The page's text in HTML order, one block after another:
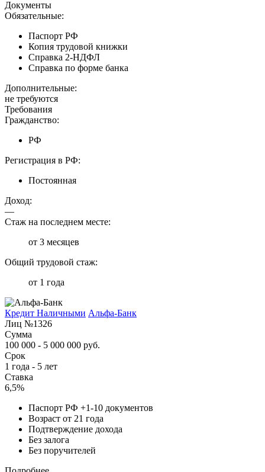
Документы
Обязательные:
Паспорт РФ
Копия трудовой книжки
Справка 2-НДФЛ
Справка по форме банка
Дополнительные:
не требуются
Требования
Гражданство:
РФ
Регистрация в РФ:
Постоянная
Доход:
—
Стаж на последнем месте:
от 3 месяцев
Общий трудовой стаж:
от 1 года
Кредит Наличными Альфа-Банк
Лиц №1326
Сумма
100 000 - 5 000 000 руб.
Срок
1 года - 5 лет
Ставка
6,5%
Паспорт РФ +1-10 документов
Возраст от 21 года
Подтверждение дохода
Без залога
Без поручителей